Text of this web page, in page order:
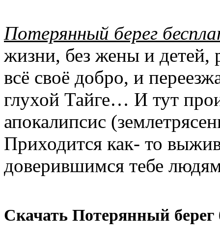
Потерянный берег
жизни, без жены и детей,
всё своё добро, и
глухой Тайге… И тут
апокалипсис
Приходится как- то
доверившимся тебе
Скачать Потерянный берег